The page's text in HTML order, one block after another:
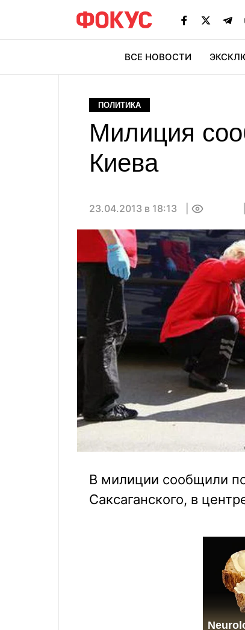
ВСЕ НОВОСТИ
ПОЛИТИКА
Милиция
Киева
23.04.2013 в 18:13
В милиции сообщили
Саксаганского, в